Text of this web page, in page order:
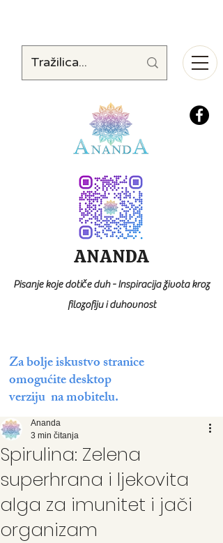
Za bolje iskustvo stranice
omogućite desktop
verziju na mobitelu.
ANANDA
Pisanje koje dotiče duh - Inspiracija života kroz
filozofiju i duhovnost
Spirulina: Zelena
superhrana i ljekovita
alga za imunitet i jači
organizam
Ananda
3 min čitanja